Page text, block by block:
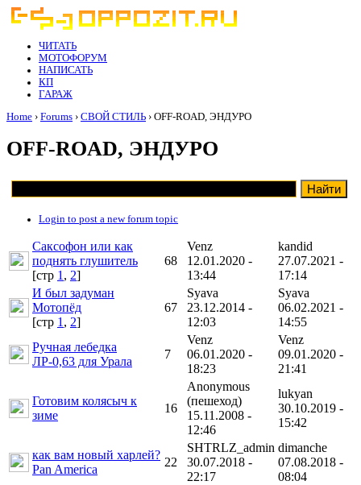
ЧИТАТЬ
МОТОФОРУМ
НАПИСАТЬ
КП
ГАРАЖ
Home › Forums › СВОЙ СТИЛЬ › OFF-ROAD, ЭНДУРО
OFF-ROAD, ЭНДУРО
Login to post a new forum topic
Саксофон или как
поднять глушитель
[cтр 1, 2]
68
Venz
12.01.2020 -
13:44
kandid
27.07.2021 -
17:14
И был задуман
Мотопёд
[cтр 1, 2]
67
Syava
23.12.2014 -
12:03
Syava
06.02.2021 -
14:55
Ручная лебедка
ЛР-0,63 для Урала
7
Venz
06.01.2020 -
18:23
Venz
09.01.2020 -
21:41
Готовим колясыч к
зиме
16
Anonymous
(пешеход)
15.11.2008 -
12:46
lukyan
30.10.2019 -
15:42
как вам новый харлей?
Pan America
22
SHTRLZ_admin
30.07.2018 -
22:17
dimanche
07.08.2018 -
08:04